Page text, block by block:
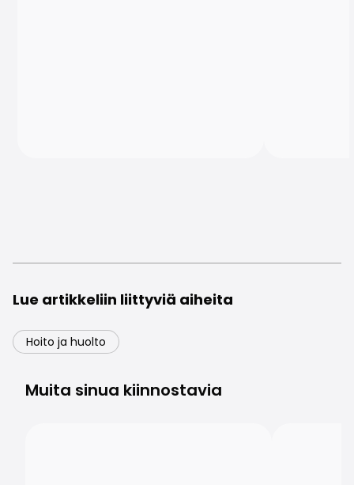
Lue artikkeliin liittyviä aiheita
Hoito ja huolto
Muita sinua kiinnostavia